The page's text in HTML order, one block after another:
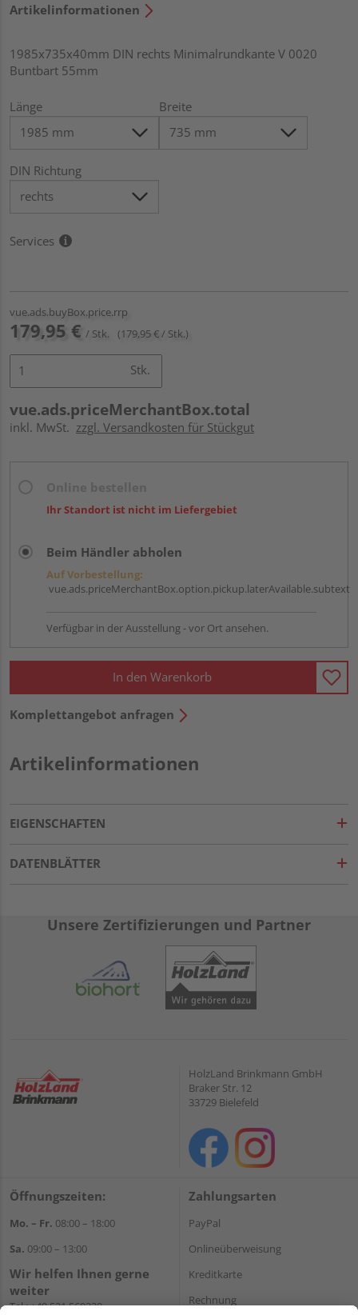
Artikelinformationen
1985x735x40mm DIN rechts Minimalrundkante V 0020
Buntbart 55mm
Länge Breite
DIN Richtung
Services
vue.ads.buyBox.price.rrp
179,95 € / Stk. (179,95 € / Stk.)
Stk.
vue.ads.priceMerchantBox.total
inkl. MwSt. zzgl. Versandkosten für Stückgut
Ihr Standort ist nicht im Liefergebiet
Beim Händler abholen
Auf Vorbestellung:
vue.ads.priceMerchantBox.option.pickup.laterAvailable.subtext
Verfügbar in der Ausstellung - vor Ort ansehen.
In den Warenkorb
Komplettangebot anfragen
Artikelinformationen
EIGENSCHAFTEN
DATENBLÄTTER
Unsere Zertifizierungen und Partner
HolzLand Brinkmann GmbH
Braker Str. 12
33729 Bielefeld
Öffnungszeiten:
Mo. – Fr. 08:00 – 18:00
Sa. 09:00 – 13:00
Wir helfen Ihnen gerne
weiter
Tel.:+49 521 560320
Zahlungsarten
PayPal
Onlineüberweisung
Kreditkarte
Rechnung